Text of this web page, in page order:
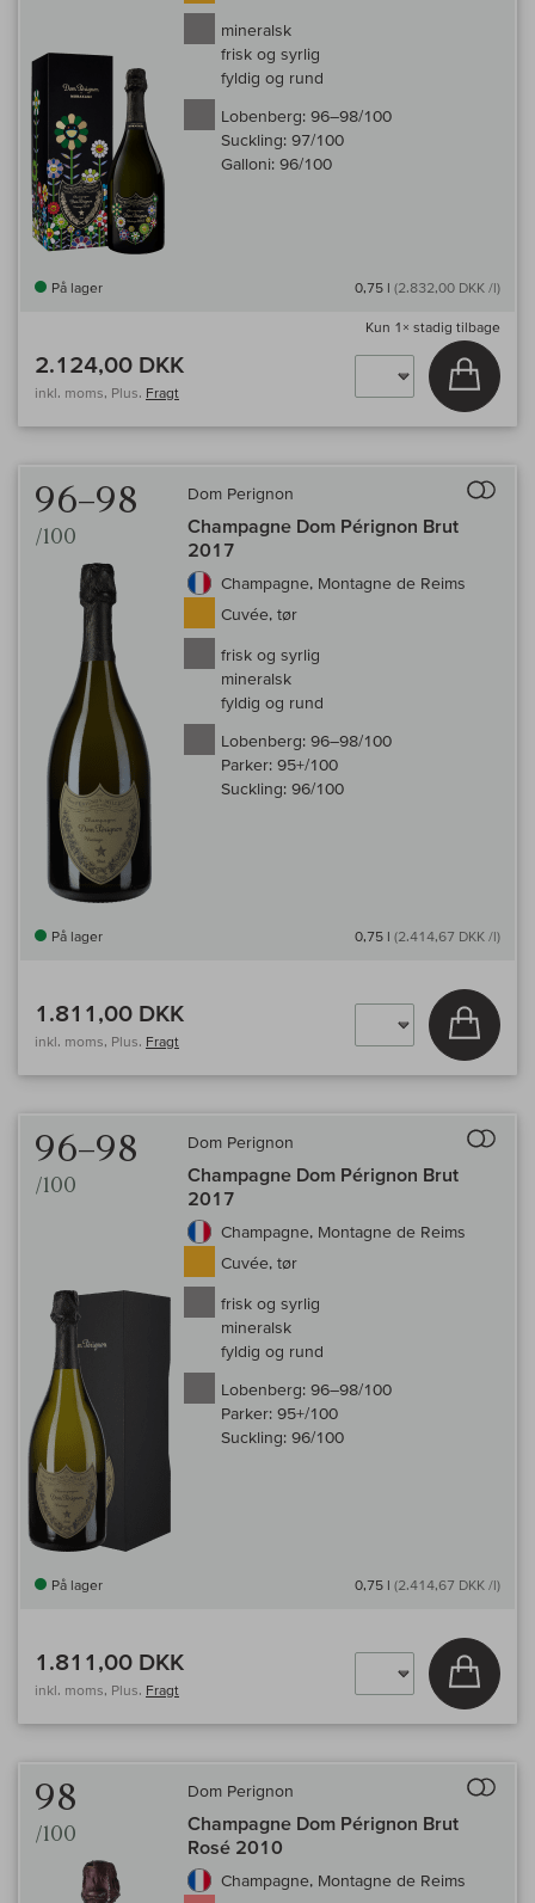
mineralsk
frisk og syrlig
fyldig og rund
Lobenberg: 96–98/100
Suckling: 97/100
Galloni: 96/100
På lager 0,75 l (2.832,00 DKK /l)
Kun 1× stadig tilbage
2.124,00 DKK
inkl. moms, Plus. Fragt
Læg i
96–98
/100
Dom Perignon
Champagne Dom Pérignon Brut
2017
Champagne, Montagne de Reims
Cuvée, tør
frisk og syrlig
mineralsk
fyldig og rund
Lobenberg: 96–98/100
Parker: 95+/100
Suckling: 96/100
På lager 0,75 l (2.414,67 DKK /l)
1.811,00 DKK
inkl. moms, Plus. Fragt
Læg i
96–98
/100
Dom Perignon
Champagne Dom Pérignon Brut
2017
Champagne, Montagne de Reims
Cuvée, tør
frisk og syrlig
mineralsk
fyldig og rund
Lobenberg: 96–98/100
Parker: 95+/100
Suckling: 96/100
På lager 0,75 l (2.414,67 DKK /l)
1.811,00 DKK
inkl. moms, Plus. Fragt
Læg i
98
/100
Dom Perignon
Champagne Dom Pérignon Brut
Rosé 2010
Champagne, Montagne de Reims